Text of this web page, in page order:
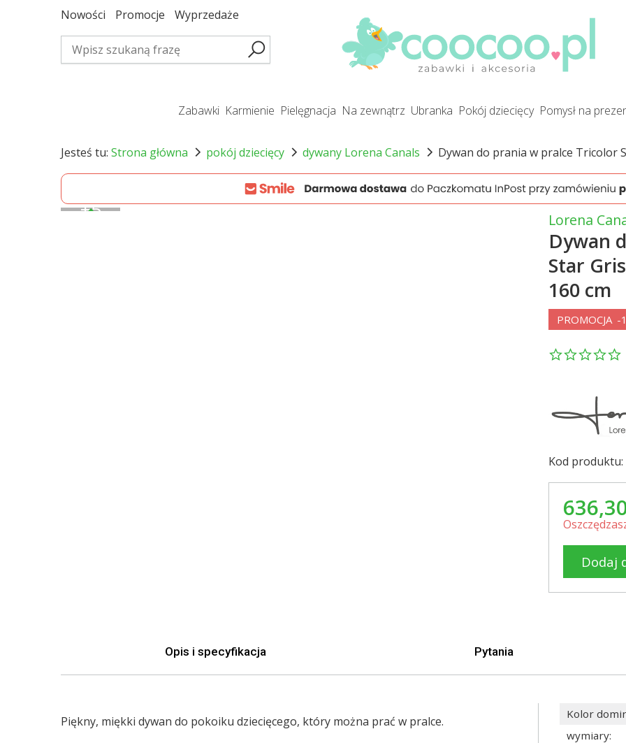
Nowości Promocje Wyprzedaże
zabawki karmienie pielęgnacja na zewnątrz ubranka pokój dziecięcy pomysł na
Jesteś tu: Strona główna pokój dziecięcy dywany Lorena Canals Dywan do prania w pralce Tricolor
+5 Lorena
Dywan
Star
160 cm
PROMOCJA -
Kod produktu:
Dodaj
Opis i specyfikacja Pytania
Piękny, miękki dywan do pokoiku dziecięcego, który można prać w pralce. Kolor
wymiary: